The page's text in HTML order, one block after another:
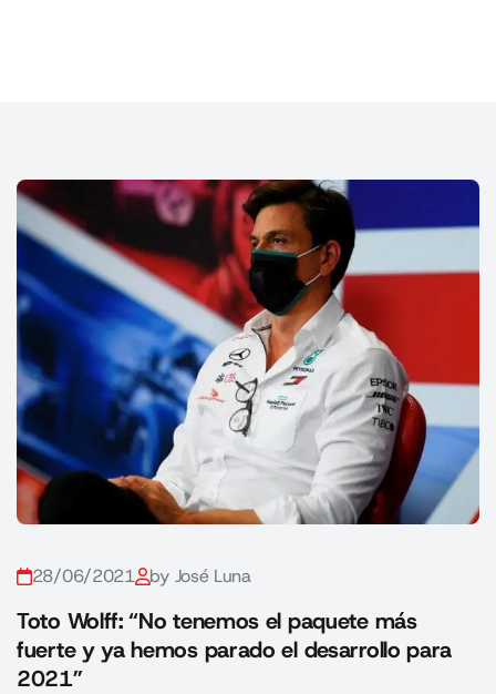
28/06/2021 by José Luna
Toto Wolff: “No tenemos el paquete más
fuerte y ya hemos parado el desarrollo para
2021”